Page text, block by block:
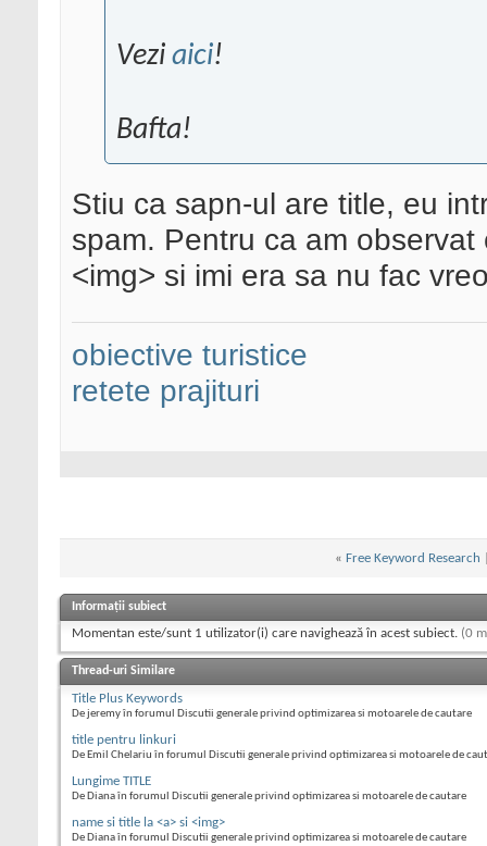
Vezi aici!
Bafta!
Stiu ca sapn-ul are title, eu
spam. Pentru ca am
<img> si imi era sa nu fac
obiective turistice
retete prajituri
« Free Keyword Research
Informații subiect
Momentan este/sunt 1 utilizator(i) care navighează în acest subiect. (0
Thread-uri Similare
Title Plus Keywords
De jeremy în forumul Discutii generale privind optimizarea si motoarele de cautare
title pentru linkuri
De Emil Chelariu în forumul Discutii generale privind optimizarea si motoarele de
Lungime TITLE
De Diana în forumul Discutii generale privind optimizarea si motoarele de cautare
name si title la <a> si <img>
De Diana în forumul Discutii generale privind optimizarea si motoarele de cautare